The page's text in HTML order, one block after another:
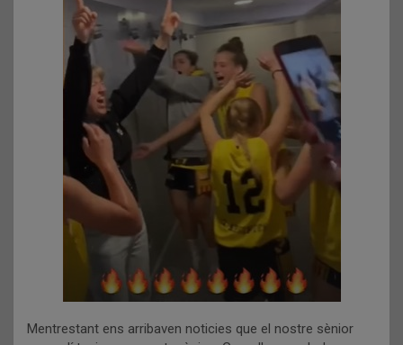
Mentrestant ens arribaven noticies que el nostre sènior